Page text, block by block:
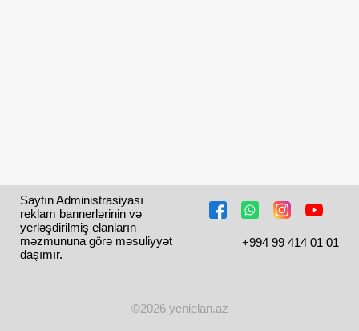
Saytın Administrasiyası
reklam bannerlərinin və
yerləşdirilmiş elanların
məzmununa görə məsuliyyət
daşımır.
+994 99 414 01 01
©2026 yenielan.az